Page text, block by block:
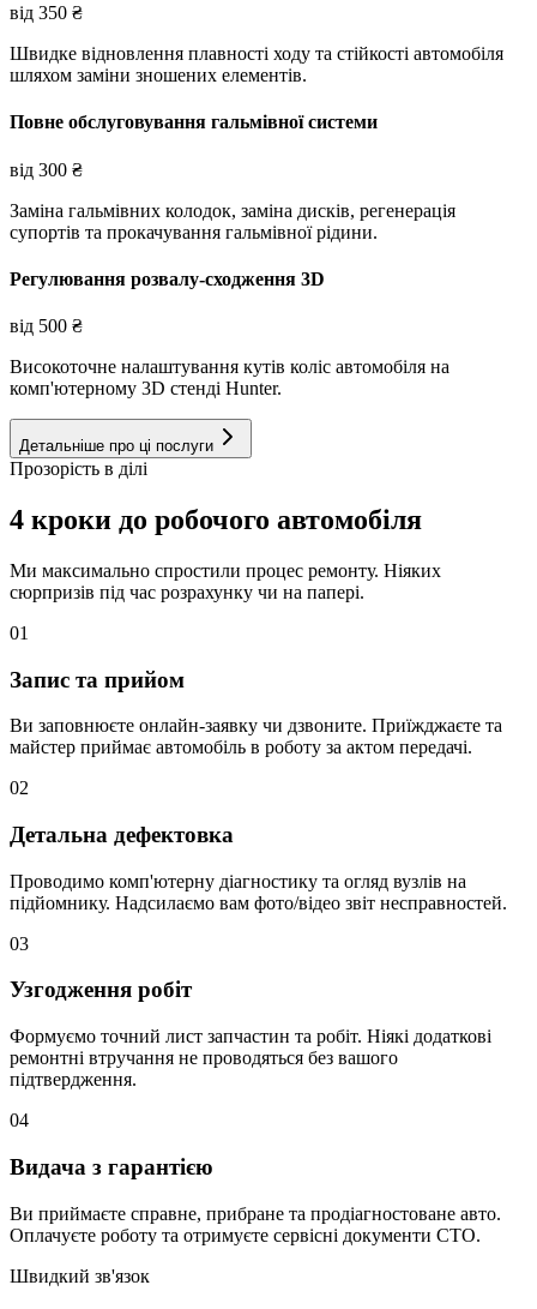
від 350 ₴
Швидке відновлення плавності ходу та стійкості автомобіля
шляхом заміни зношених елементів.
Повне обслуговування гальмівної системи
від 300 ₴
Заміна гальмівних колодок, заміна дисків, регенерація
супортів та прокачування гальмівної рідини.
Регулювання розвалу-сходження 3D
від 500 ₴
Високоточне налаштування кутів коліс автомобіля на
комп'ютерному 3D стенді Hunter.
Детальніше про ці послуги
Прозорість в ділі
4 кроки до робочого автомобіля
Ми максимально спростили процес ремонту. Ніяких
сюрпризів під час розрахунку чи на папері.
01
Запис та прийом
Ви заповнюєте онлайн-заявку чи дзвоните. Приїжджаєте та
майстер приймає автомобіль в роботу за актом передачі.
02
Детальна дефектовка
Проводимо комп'ютерну діагностику та огляд вузлів на
підйомнику. Надсилаємо вам фото/відео звіт несправностей.
03
Узгодження робіт
Формуємо точний лист запчастин та робіт. Ніякі додаткові
ремонтні втручання не проводяться без вашого
підтвердження.
04
Видача з гарантією
Ви приймаєте справне, прибране та продіагностоване авто.
Оплачуєте роботу та отримуєте сервісні документи СТО.
Швидкий зв'язок